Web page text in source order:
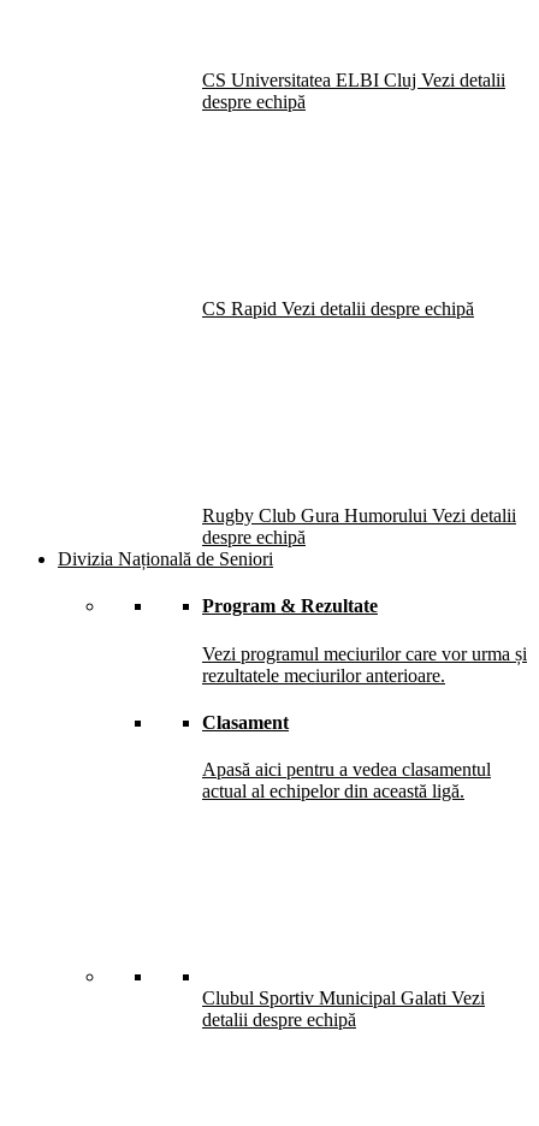
CS Universitatea ELBI Cluj Vezi detalii
despre echipă
CS Rapid Vezi detalii despre echipă
Rugby Club Gura Humorului Vezi detalii
despre echipă
Divizia Națională de Seniori
Program & Rezultate
Vezi programul meciurilor care vor urma și
rezultatele meciurilor anterioare.
Clasament
Apasă aici pentru a vedea clasamentul
actual al echipelor din această ligă.
Clubul Sportiv Municipal Galati Vezi
detalii despre echipă